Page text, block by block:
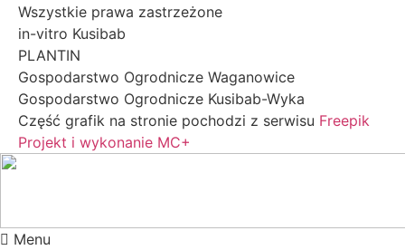
Wszystkie prawa zastrzeżone
in-vitro Kusibab
PLANTIN
Gospodarstwo Ogrodnicze Waganowice
Gospodarstwo Ogrodnicze Kusibab-Wyka
Część grafik na stronie pochodzi z serwisu Freepik
Projekt i wykonanie MC+
Menu